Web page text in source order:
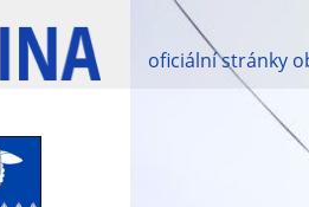
oficiální stránky